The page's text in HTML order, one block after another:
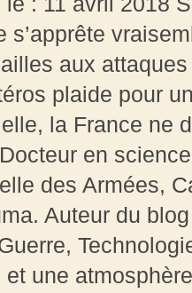
s’apprête
aux
plaide pour
la France ne
en
des Armées,
Auteur du
une